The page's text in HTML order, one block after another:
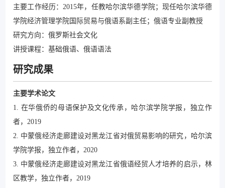
主要工作经历：2015年，任教哈尔滨华德学院；现任哈尔滨华德
学院经济管理学院国际贸易与俄语系副主任；俄语专业副教授
研究方向：俄罗斯社会文化
讲授课程：基础俄语、俄语语法
研究成果
主要学术论文
1. 在华俄侨的母语保护及文化传承，哈尔滨学院学报，独立作
者，2019
2. 中蒙俄经济走廊建设对黑龙江省对俄贸易影响的研究，哈尔滨
学院学报，独立作者，2020
3. 中蒙俄经济走廊建设对黑龙江省俄语经贸人才培养的启示，林
区教学，独立作者，2019